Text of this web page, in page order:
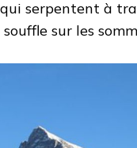
serpentent à
sur les